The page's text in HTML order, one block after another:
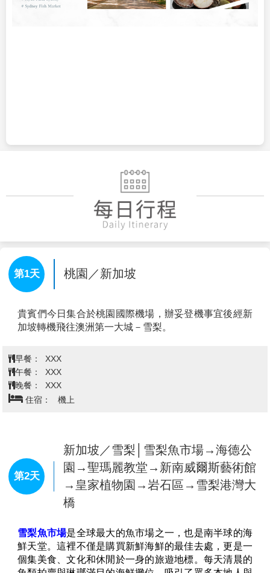
第1天 桃園／新加坡
貴賓們今日集合於桃園國際機場，辦妥登機事宜後經新
加坡轉機飛往澳洲第一大城－雪梨。
早餐： XXX
午餐： XXX
晚餐： XXX